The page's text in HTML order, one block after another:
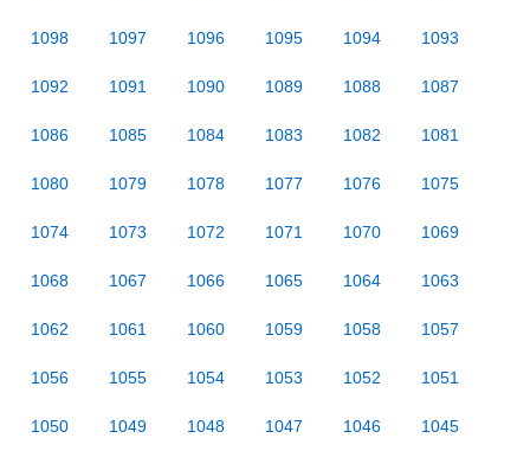
1098 1097 1096 1095 1094 1093
1092 1091 1090 1089 1088 1087
1086 1085 1084 1083 1082 1081
1080 1079 1078 1077 1076 1075
1074 1073 1072 1071 1070 1069
1068 1067 1066 1065 1064 1063
1062 1061 1060 1059 1058 1057
1056 1055 1054 1053 1052 1051
1050 1049 1048 1047 1046 1045